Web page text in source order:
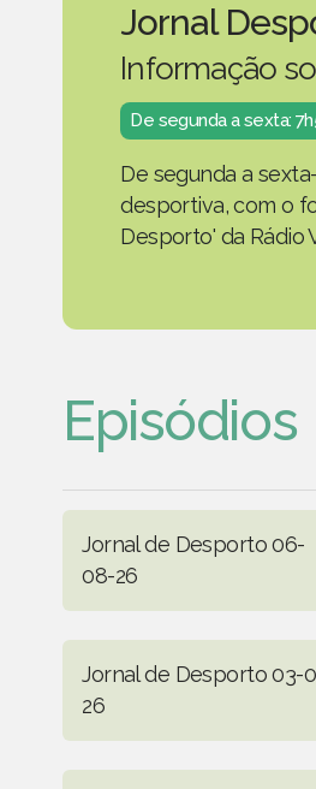
Jornal
Informação
De segunda a sexta:
De segunda a
desportiva, com o
Desporto' da Rádio
Episódios
Jornal de Desporto 06-
08-26
Jornal de Desporto 03-
26